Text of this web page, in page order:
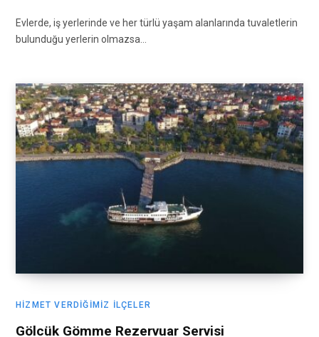
Evlerde, iş yerlerinde ve her türlü yaşam alanlarında tuvaletlerin
bulunduğu yerlerin olmazsa…
HIZMET VERDIĞIMIZ İLÇELER
Gölcük Gömme Rezervuar Servisi